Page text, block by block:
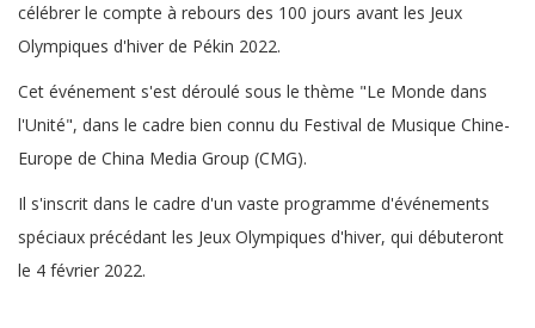
célébrer le compte à rebours des 100 jours avant les Jeux
Olympiques d'hiver de Pékin 2022.
Cet événement s'est déroulé sous le thème "Le Monde dans
l'Unité", dans le cadre bien connu du Festival de Musique Chine-
Europe de China Media Group (CMG).
Il s'inscrit dans le cadre d'un vaste programme d'événements
spéciaux précédant les Jeux Olympiques d'hiver, qui débuteront
le 4 février 2022.